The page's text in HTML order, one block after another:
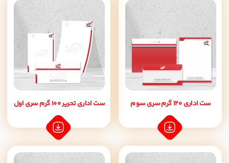
ست اداری 120 گرم سری سوم ست اداری تحریر 100 گرم سری اول